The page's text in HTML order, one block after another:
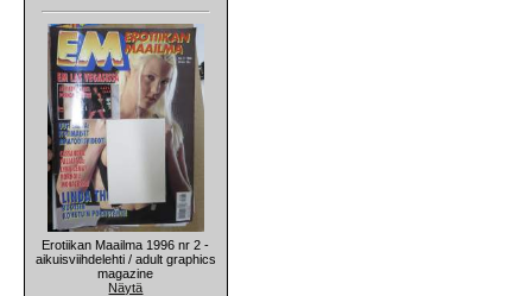
Erotiikan Maailma 1996 nr 2 -
aikuisviihdelehti / adult graphics
magazine
Näytä